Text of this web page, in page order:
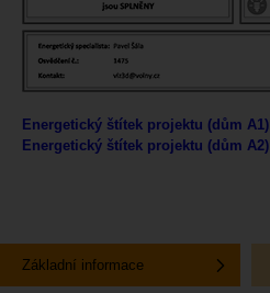
Energetický štítek projektu (dům A1)
Energetický štítek projektu (dům A2)
Základní informace